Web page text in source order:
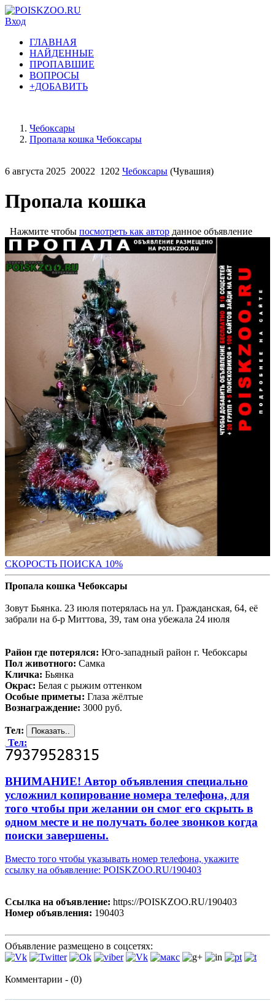
Вход
ГЛАВНАЯ
НАЙДЕННЫЕ
ПРОПАВШИЕ
ВОПРОСЫ
+ДОБАВИТЬ
Чебоксары
Пропала кошка Чебоксары
6 августа 2025 20022 1202 Чебоксары (Чувашия)
Пропала кошка
Нажмите чтобы посмотреть как автор данное объявление
СКОРОСТЬ ПОИСКА 10%
Пропала кошка Чебоксары
Зовут Бьянка. 23 июля потерялась на ул. Гражданская, 64, её
забрали на б-р Миттова, 39, там она убежала 24 июля
Район где потерялся: Юго-западный район г. Чебоксары
Пол животного: Самка
Кличка: Бьянка
Окрас: Белая с рыжим оттенком
Особые приметы: Глаза жёлтые
Вознаграждение: 3000 руб.
Тел:
Тел:
ВНИМАНИЕ! Автор объявления специально
усложнил копирование номера телефона, для
того чтобы при желании он смог его скрыть в
одном месте и не получать более звонков когда
поиски завершены.
Вместо того чтобы указывать номер телефона, укажите
ссылку на объявление: POISKZOO.RU/190403
Ссылка на объявление: https://POISKZOO.RU/190403
Номер объявления: 190403
Объявление размещено в соцсетях:
Комментарии - (0)